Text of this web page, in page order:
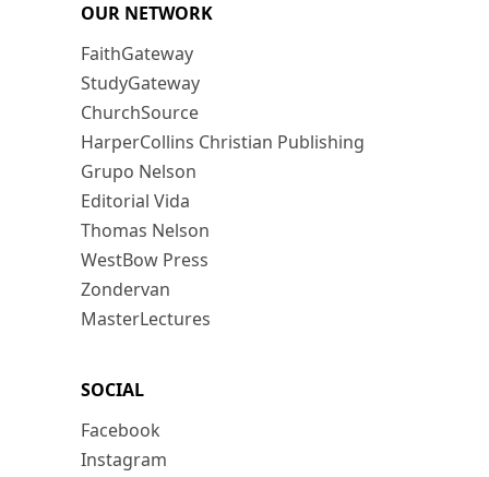
OUR NETWORK
FaithGateway
StudyGateway
ChurchSource
HarperCollins Christian Publishing
Grupo Nelson
Editorial Vida
Thomas Nelson
WestBow Press
Zondervan
MasterLectures
SOCIAL
Facebook
Instagram